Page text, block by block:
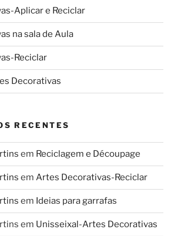
Aplicar e Reciclar
na sala de Aula
Reciclar
Decorativas
RECENTES
em Reciclagem e Découpage
em Artes Decorativas-Reciclar
em Ideias para garrafas
em Unisseixal-Artes Decorativas